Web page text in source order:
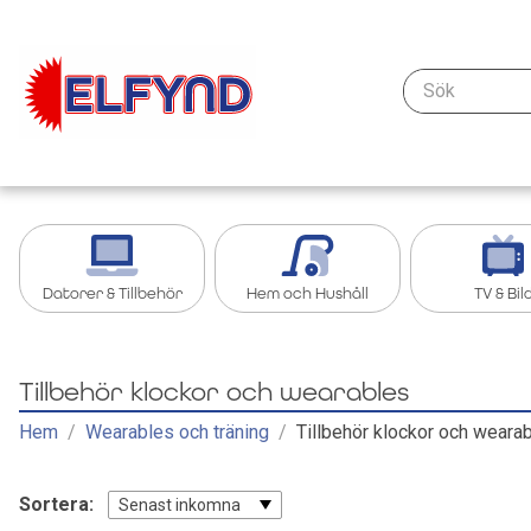
Sök
Datorer & Tillbehör
Tillbehör iPad, Surfplatta
Nätverk
Hem och Hushåll
Grill och grilltillbehör
Övrigt Hem och Hushåll
TV &
Tillbehör klockor och wearables
Hem / Wearables och träning / Tillbehör klockor och
Sortera: Senast inkomna